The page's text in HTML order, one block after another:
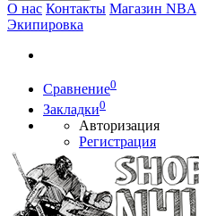
О нас Контакты Магазин NBA
Экипировка
Сравнение0
Закладки0
Авторизация
Регистрация